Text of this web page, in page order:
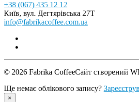
+38 (067) 435 12 12
Київ, вул. Дегтярівська 27Т
info@fabrikacoffee.com.ua
© 2026 Fabrika CoffeeСайт створений
Ще немає облікового запису?
×